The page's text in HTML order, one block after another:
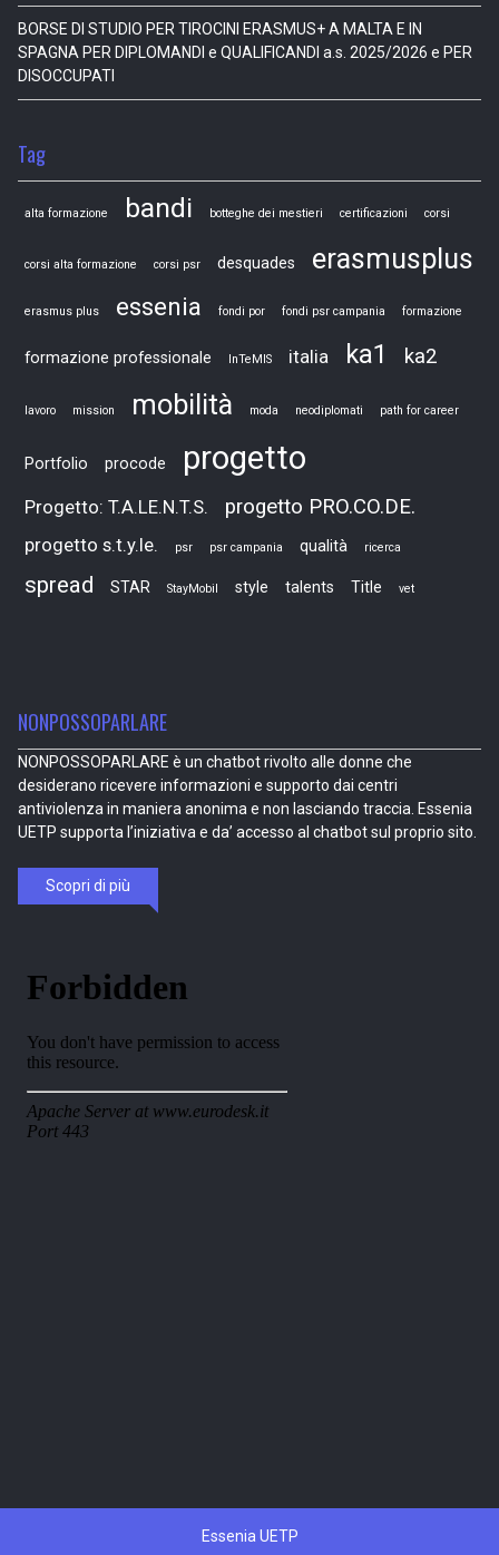
BORSE DI STUDIO PER TIROCINI ERASMUS+ A MALTA E IN
SPAGNA PER DIPLOMANDI e QUALIFICANDI a.s. 2025/2026 e PER
DISOCCUPATI
Tag
alta formazione bandi botteghe dei mestieri certificazioni corsi
corsi alta formazione corsi psr desquades erasmusplus
erasmus plus essenia fondi por fondi psr campania formazione
formazione professionale InTeMIS italia ka1 ka2
lavoro mission mobilità moda neodiplomati path for career
Portfolio procode progetto
Progetto: T.A.LE.N.T.S. progetto PRO.CO.DE.
progetto s.t.y.le. psr psr campania qualità ricerca
spread STAR StayMobil style talents Title vet
NONPOSSOPARLARE
NONPOSSOPARLARE è un chatbot rivolto alle donne che
desiderano ricevere informazioni e supporto dai centri
antiviolenza in maniera anonima e non lasciando traccia. Essenia
UETP supporta l’iniziativa e da’ accesso al chatbot sul proprio sito.
Scopri di più
Essenia UETP